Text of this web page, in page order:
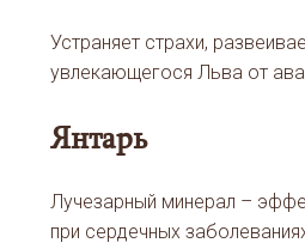
Устраняет страхи,
увлекающегося Льва от
Янтарь
Лучезарный минерал –
при сердечных